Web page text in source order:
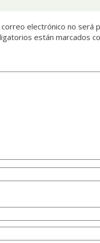
electrónico no será
están marcados